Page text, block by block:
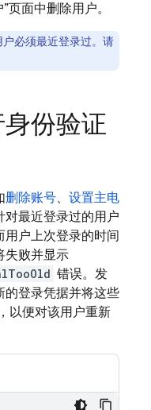
页面中删除用户。
户必须最近登录过。请
份验证
删除账号、 设置主电
对最近登录过的用户
户上次登录的时间
失败并显示
错误。发
的登录凭据并将这些
，以便对该用户重新